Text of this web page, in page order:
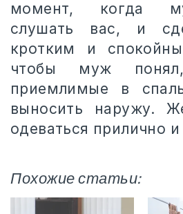
момент, когда
слушать вас, и
кротким и
чтобы муж
приемлимые в
выносить наружу.
одеваться прилично
Похожие статьи: